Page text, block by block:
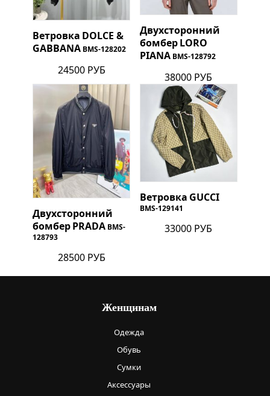
Ветровка DOLCE &
GABBANA BMS-128202
24500 РУБ
Двухсторонний
бомбер LORO
PIANA BMS-128792
38000 РУБ
Двухсторонний
бомберPRADA BMS-
128793
28500 РУБ
Ветровка GUCCI
BMS-129141
33000 РУБ
Женщинам
Одежда
Обувь
Сумки
Аксессуары